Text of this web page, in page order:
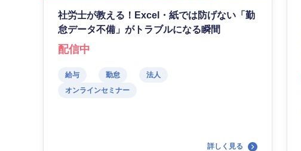
社労士が教える！Excel・紙では防げない「勤
怠データ不備」がトラブルになる瞬間
配信中
給与 勤怠
法人
オンラインセミナー
詳しく見る